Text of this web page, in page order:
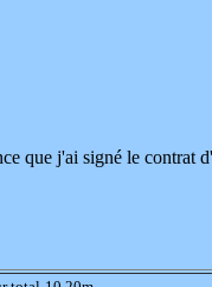
que j'ai signé le contrat